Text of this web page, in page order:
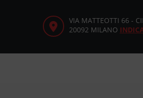
VIA MATTEOTTI 66 -
20092 MILANO